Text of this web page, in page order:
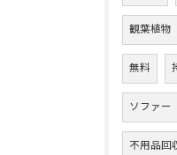
観葉植物
無料
ソファー
不用品回